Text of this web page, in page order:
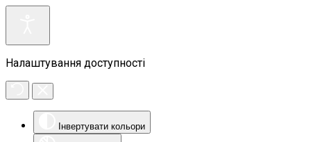
Налаштування доступності
Інвертувати кольори